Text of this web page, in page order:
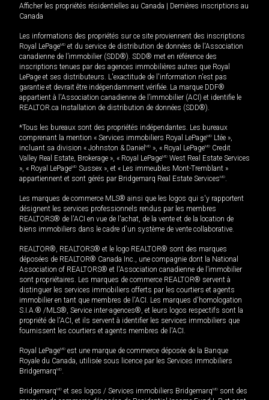
Afficher les propriétés résidentielles au Canada
Dernières inscriptions au
Canada
Les informations des propriétés sur ce site proviennent des inscriptions
Royal LePageMD et du service de distribution de données de l'Association
canadienne de l’immobilier (SDD®). SDD® met en référence des
inscriptions tenues par des agences immobilières autres que Royal
LePage et ses distributeurs. L'exactitude de l'information n'est pas
garantie et devrait être indépendamment vérifiée. La marque DDF®
appartient à l'Association canadienne de l’immobilier (ACI) et identifie le
REALTOR.ca Installation de distribution de données (SDD®).
*Tous les bureaux sont des propriétés indépendantes. Les bureaux
comprenant la mention « Services immobiliers Royal LePageMD Ltée »,
incluant sa division « Johnston & Daniel MD », « Royal LePageMD Credit
Valley Real Estate, Brokerage », « Royal LePageMD West Real Estate Services
», « Royal LePageMD Sussex », et « Les immeubles Mont-Tremblant »
appartiennent et sont gérés par Bridgemarq Real Estate ServicesMD.
Les marques de commerce MLS® ainsi que les logos qui s'y rapportent
désignent les services professionnels rendus par les membres
REALTORS® de l'ACI en vue de l'achat, de la vente et de la location de
biens immobiliers dans le cadre d'un système de vente collaborative.
REALTOR®, REALTORS® et le logo REALTOR® sont des marques
déposées de REALTOR® Canada Inc., une compagnie dont la National
Association of REALTORS® et l'Association canadienne de l’immobilier
sont propriétaires. Les marques de commerce REALTOR® servent à
distinguer les services immobiliers offerts par les courtiers et agents
immobilier en tant que membres de l'ACI. Les marques d'homologation
S.I.A.® /MLS®, Service inter-agences®, et leurs logos respectifs sont la
propriété de l'ACI, et ils servent à identifier les services immobiliers que
fournissent les courtiers et agents membres de l'ACI.
Royal LePageMD est une marque de commerce déposée de la Banque
Royale du Canada, utilisée sous licence par les Services immobiliers
BridgemarqMD.
BridgemarqMD et ses logos / Services immobiliers BridgemarqMD sont des